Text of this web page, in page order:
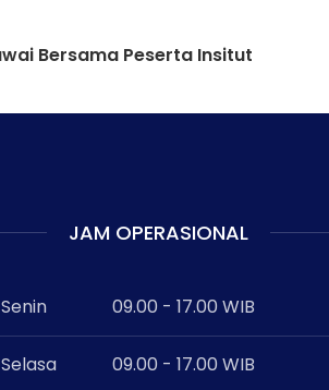
Bersama Peserta Insitut
JAM OPERASIONAL
Senin 09.00 - 17.00 WIB
Selasa 09.00 - 17.00 WIB